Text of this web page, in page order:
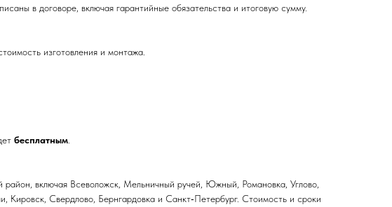
в договоре, включая гарантийные обязательства и итоговую сумму.
изготовления и монтажа.
бесплатным
район, включая Всеволожск, Мельничный ручей, Южный, Романовка, Углово,
Свердлово, Бернгардовка и Санкт‑Петербург. Стоимость и сроки